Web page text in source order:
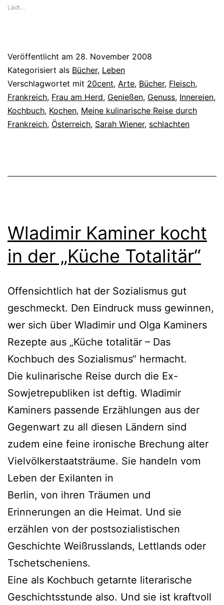
Lädt…
Veröffentlicht am 28. November 2008
Kategorisiert als Bücher, Leben
Verschlagwortet mit 20cent, Arte, Bücher, Fleisch,
Frankreich, Frau am Herd, Genießen, Genuss, Innereien,
Kochbuch, Kochen, Meine kulinarische Reise durch
Frankreich, Österreich, Sarah Wiener, schlachten
Wladimir Kaminer kocht
in der „Küche Totalitär“
Offensichtlich hat der Sozialismus gut
geschmeckt. Den Eindruck muss gewinnen,
wer sich über Wladimir und Olga Kaminers
Rezepte aus „Küche totalitär – Das
Kochbuch des Sozialismus“ hermacht.
Die kulinarische Reise durch die Ex-
Sowjetrepubliken ist deftig. Wladimir
Kaminers passende Erzählungen aus der
Gegenwart zu all diesen Ländern sind
zudem eine feine ironische Brechung alter
Vielvölkerstaatsträume. Sie handeln vom
Leben der Exilanten in
Berlin, von ihren Träumen und
Erinnerungen an die Heimat. Und sie
erzählen von der postsozialistischen
Geschichte Weißrusslands, Lettlands oder
Tschetscheniens.
Eine als Kochbuch getarnte literarische
Geschichtsstunde also. Und sie ist kraftvoll